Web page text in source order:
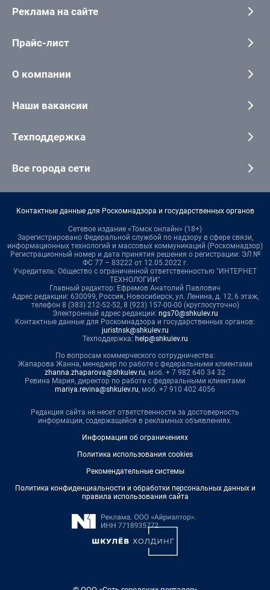
Реклама на сайте
Прайс-лист
О компании
Наши вакансии
Техподдержка
Все города сети
Контактные данные для Роскомнадзора и государственных органов
Сетевое издание «Томск онлайн» (18+)
Зарегистрировано Федеральной службой по надзору в сфере связи,
информационных технологий и массовых коммуникаций (Роскомнадзор)
Регистрационный номер и дата принятия решения о регистрации: ЭЛ №
ФС 77 – 83222 от 12.05.2022 г.
Учредитель: Общество с ограниченной ответственностью "ИНТЕРНЕТ
ТЕХНОЛОГИИ"
Главный редактор: Ефремов Анатолий Павлович
Адрес редакции: 630099, Россия, Новосибирск, ул. Ленина, д. 12, 6 этаж,
телефон 8 (383) 212-52-52, 8 (923) 157-00-00 (круглосуточно)
Электронный адрес редакции: ngs70@shkulev.ru
Контактные данные для Роскомнадзора и государственных органов:
juristnsk@shkulev.ru
Техподдержка: help@shkulev.ru
По вопросам коммерческого сотрудничества:
Жапарова Жанна, менеджер по работе с федеральными клиентами
zhanna.zhaparova@shkulev.ru, моб. + 7 982 640 34 32
Ревина Мария, директор по работе с федеральными клиентами
mariya.revina@shkulev.ru, моб. +7 910 402 4056
Редакция сайта не несет ответственности за достоверность
информации, содержащейся в рекламных объявлениях.
Информация об ограничениях
Политика использования cookies
Рекомендательные системы
Политика конфиденциальности и обработки персональных данных и
правила использования сайта